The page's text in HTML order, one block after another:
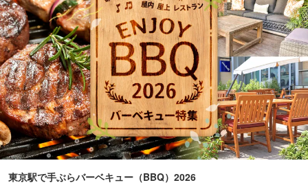
東京駅で手ぶらバーベキュー（BBQ）2026